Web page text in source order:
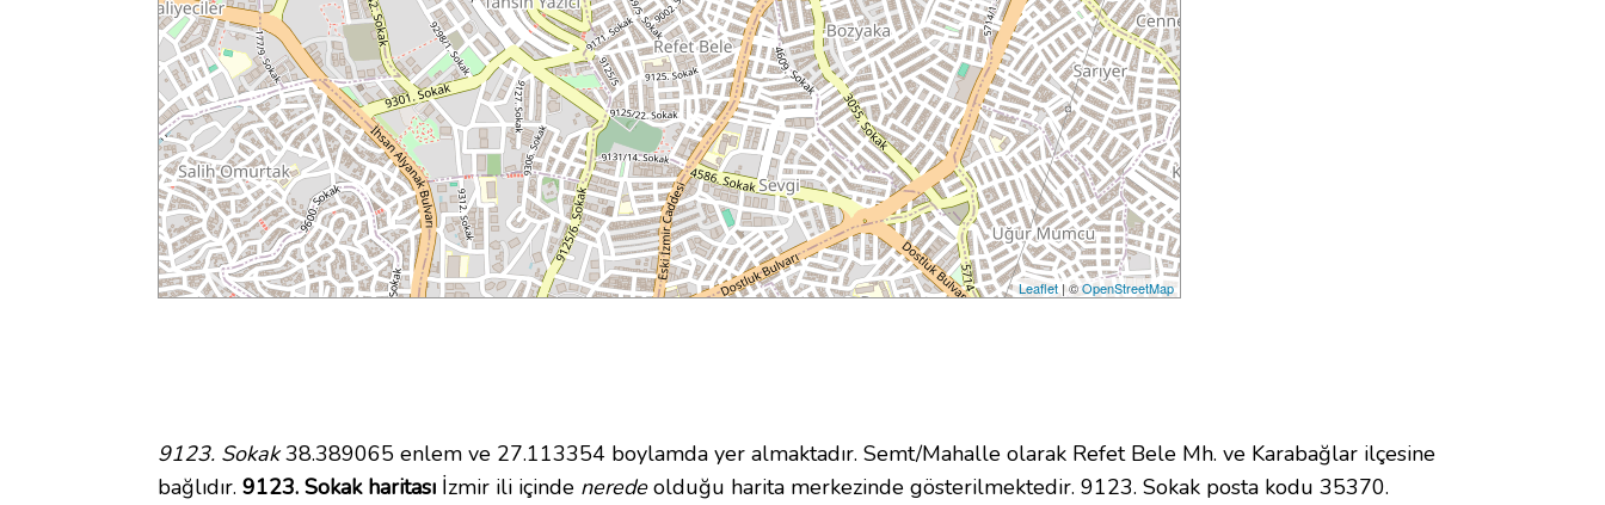
Leaflet | ©OpenStreetMap
9123. Sokak38.389065 enlem ve 27.113354 boylamda yer almaktadır. Semt/Mahalle olarak Refet Bele Mh. ve Karabağlar ilçesine
bağlıdır. 9123. Sokak haritası İzmir ili içinde neredeolduğu harita merkezinde gösterilmektedir. 9123. Sokak posta kodu 35370.